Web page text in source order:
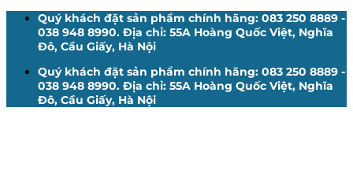
Quý khách đặt sản phẩm chính hãng: 083 250 8889 -
038 948 8990. Địa chỉ: 55A Hoàng Quốc Việt, Nghĩa
Đô, Cầu Giấy, Hà Nội
Quý khách đặt sản phẩm chính hãng: 083 250 8889 -
038 948 8990. Địa chỉ: 55A Hoàng Quốc Việt, Nghĩa
Đô, Cầu Giấy, Hà Nội